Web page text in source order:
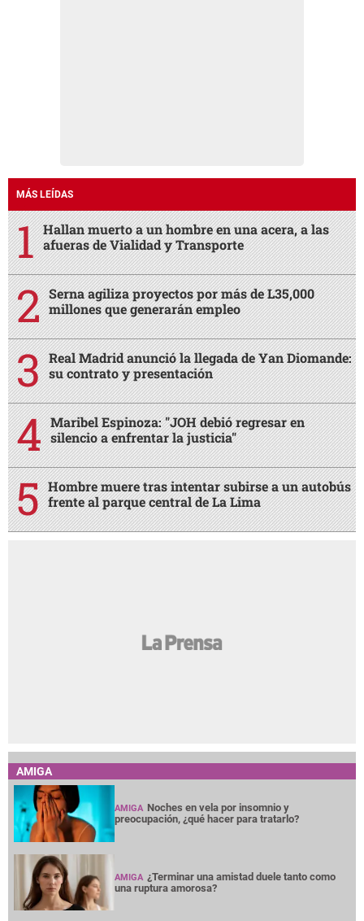
MÁS LEÍDAS
Hallan muerto a un hombre en una acera, a las
afueras de Vialidad y Transporte
Serna agiliza proyectos por más de L35,000
millones que generarán empleo
Real Madrid anunció la llegada de Yan Diomande:
su contrato y presentación
Maribel Espinoza: "JOH debió regresar en
silencio a enfrentar la justicia"
Hombre muere tras intentar subirse a un autobús
frente al parque central de La Lima
AMIGA
AMIGA Noches en vela por insomnio y
preocupación, ¿qué hacer para tratarlo?
AMIGA ¿Terminar una amistad duele tanto como
una ruptura amorosa?